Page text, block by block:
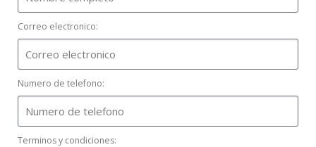
Correo electronico:
Numero de telefono:
Terminos y condiciones: